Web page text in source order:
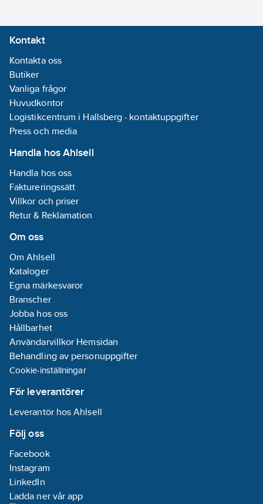
Kontakt
Kontakta oss
Butiker
Vanliga frågor
Huvudkontor
Logistikcentrum i Hallsberg - kontaktuppgifter
Press och media
Handla hos Ahlsell
Handla hos oss
Faktureringssätt
Villkor och priser
Retur & Reklamation
Om oss
Om Ahlsell
Kataloger
Egna märkesvaror
Branscher
Jobba hos oss
Hållbarhet
Användarvillkor Hemsidan
Behandling av personuppgifter
Cookie-inställningar
För leverantörer
Leverantör hos Ahlsell
Följ oss
Facebook
Instagram
LinkedIn
Ladda ner vår app